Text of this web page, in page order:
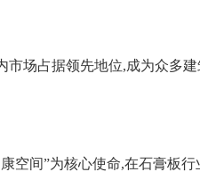
场占据领先地位,成为众多建
空间”为核心使命,在石膏板